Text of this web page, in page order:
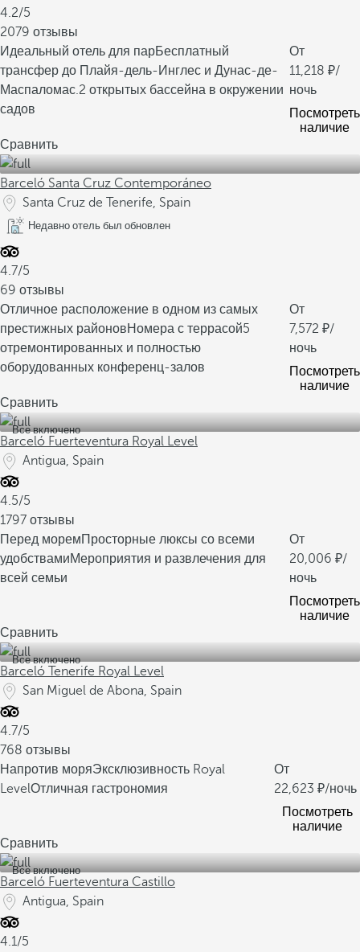
4.2/5
2079 отзывы
Идеальный отель для парБесплатный
трансфер до Плайя-дель-Инглес и Дунас-де-
Маспаломас.2 открытых бассейна в окружении
садов
От
11,218
/
ночь
Посмотреть
наличие
Сравнить
Barceló Santa Cruz Contemporáneo
Santa Cruz de Tenerife, Spain
Недавно отель был обновлен
4.7/5
69 отзывы
Отличное расположение в одном из самых
престижных районовНомера с террасой5
отремонтированных и полностью
оборудованных конференц-залов
От
7,572
/
ночь
Посмотреть
наличие
Сравнить
Все включено
Barceló Fuerteventura Royal Level
Antigua, Spain
4.5/5
1797 отзывы
Перед моремПросторные люксы со всеми
удобствамиМероприятия и развлечения для
всей семьи
От
20,006
/
ночь
Посмотреть
наличие
Сравнить
Все включено
Barceló Tenerife Royal Level
San Miguel de Abona, Spain
4.7/5
768 отзывы
Напротив моряЭксклюзивность Royal
LevelОтличная гастрономия
От
22,623
/ночь
Посмотреть
наличие
Сравнить
Все включено
Barceló Fuerteventura Castillo
Antigua, Spain
4.1/5